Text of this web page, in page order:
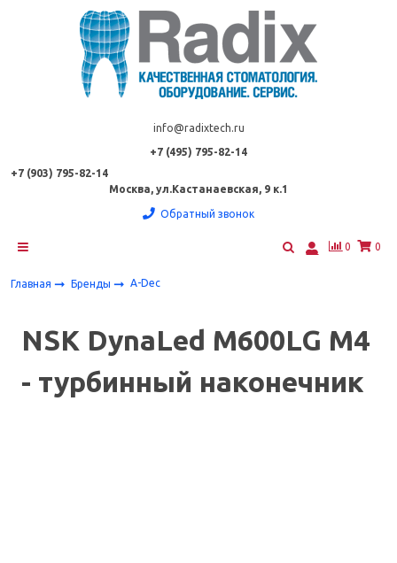
info@radixtech.ru
+7 (495) 795-82-14
+7 (903) 795-82-14
Москва, ул.Кастанаевская, 9 к.1
Обратный звонок
0 0
Главная Бренды A-Dec
NSK DynaLed M600LG M4
- турбинный наконечник